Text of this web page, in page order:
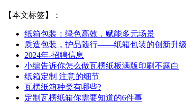
【本文标签】：
纸箱包装：绿色高效，赋能多元场景
质造包装，护品随行——纸箱包装的创新升
2024年-招聘信息
小编告诉你怎么做瓦楞纸板满版印刷不露白
纸箱定制 注意的细节
瓦楞纸箱种类有哪些?
定制瓦楞纸箱你需要知道的6件事